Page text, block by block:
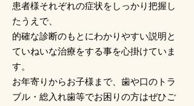
患者様それぞれの症状をしっかり把握し
たうえで、
的確な診断のもとにわかりやすい説明と
ていねいな治療をする事を心掛けていま
す。
お年寄りからお子様まで、歯や口のトラ
ブル・総入れ歯等でお困りの方はぜひご